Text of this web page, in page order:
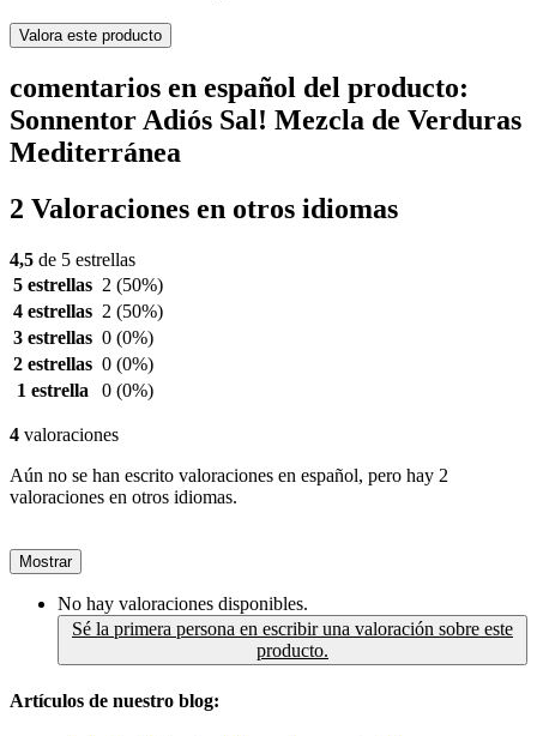
Valora este producto
comentarios en español del producto:
Sonnentor Adiós Sal! Mezcla de Verduras
Mediterránea
2 Valoraciones en otros idiomas
4,5 de 5 estrellas
5 estrellas 2 (50%)
4 estrellas 2 (50%)
3 estrellas 0 (0%)
2 estrellas 0 (0%)
1 estrella
0 (0%)
4 valoraciones
Aún no se han escrito valoraciones en español, pero hay 2
valoraciones en otros idiomas.
Mostrar
No hay valoraciones disponibles.
Sé la primera persona en escribir una valoración sobre este
producto.
Artículos de nuestro blog: